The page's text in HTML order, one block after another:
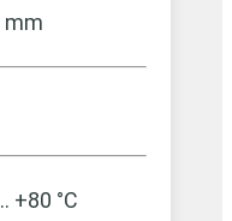
mm
+80 °C